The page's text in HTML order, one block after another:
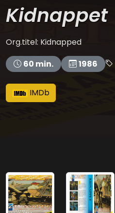
Kidnappet
Org.titel: Kidnapped
60 min.
1986
IMDb